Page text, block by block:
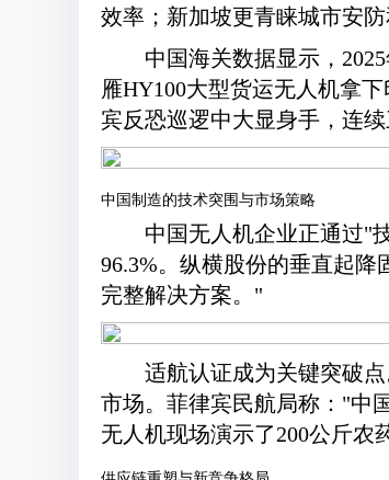
效率；新加坡更青睐城市安防
中国海关数据显示，
雁HY100大型货运无人机拿
宾反恐巡逻中大显身手，连
中国制造的技术突围与市场策略
中国无人机企业正通过"
96.3%。纵横股份的垂直起
完整解决方案。"
适航认证成为关键突破
市场。菲律宾民航局称："中
无人机现场演示了200公斤农